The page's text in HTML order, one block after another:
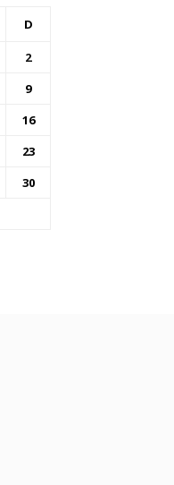
D
2
9
16
23
30